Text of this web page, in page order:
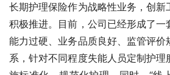
长期护理保险作为战略性业务，创新
积极推进。目前，公司已经形成了一
能力过硬、业务品质良好、监管评
系，针对不同程度失能人员定制护